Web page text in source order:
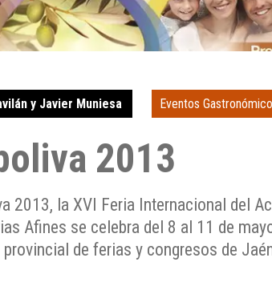
y Javier Muniesa Eventos
2013
2013, la XVI Feria Internacional del
Afines se celebra del 8 al 11 de
de ferias y congresos de